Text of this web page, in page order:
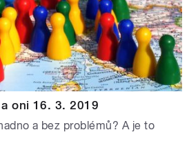
oni 16. 3. 2019
a bez problémů? A je to